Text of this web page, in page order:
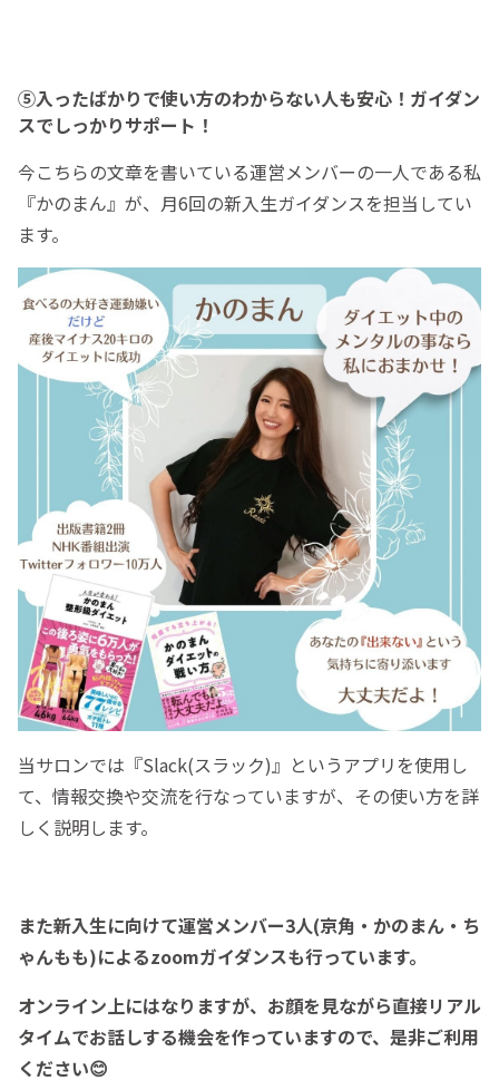
⑤入ったばかりで使い方のわからない人も安心！ガイダン
スでしっかりサポート！
今こちらの文章を書いている運営メンバーの一人である私
『かのまん』が、月6回の新入生ガイダンスを担当してい
ます。
当サロンでは『Slack(スラック)』というアプリを使用し
て、情報交換や交流を行なっていますが、その使い方を詳
しく説明します。
また新入生に向けて運営メンバー3人(京角・かのまん・ち
ゃんもも)によるzoomガイダンスも行っています。
オンライン上にはなりますが、お顔を見ながら直接リアル
タイムでお話しする機会を作っていますので、是非ご利用
ください😊